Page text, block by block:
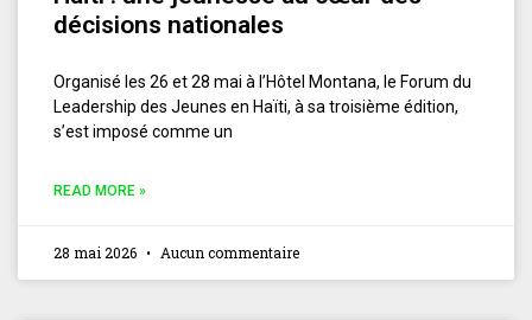
décisions nationales
Organisé les 26 et 28 mai à l’Hôtel Montana, le Forum du
Leadership des Jeunes en Haïti, à sa troisième édition,
s’est imposé comme un
READ MORE »
28 mai 2026 Aucun commentaire